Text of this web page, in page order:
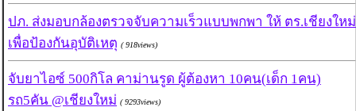
ปภ. ส่งมอบกล้องตรวจจับความเร็วแบบพกพา ให้ ตร.เชียงใหม่
เพื่อป้องกันอุบัติเหตุ ( 918views)
จับยาไอซ์ 500กิโล คาม่านรูด ผู้ต้องหา 10คน(เด็ก 1คน)
รถ5คัน @เชียงใหม่ ( 9293views)